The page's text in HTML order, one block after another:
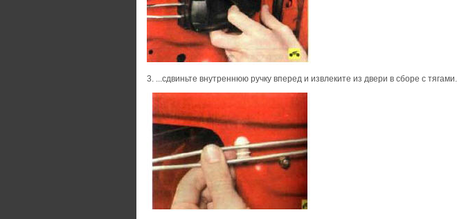
3. ...сдвиньте внутреннюю ручку вперед и извлеките из двери в сборе с тягами.